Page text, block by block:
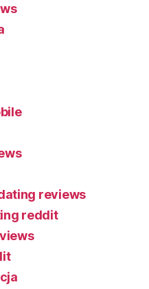
reviews
reddit